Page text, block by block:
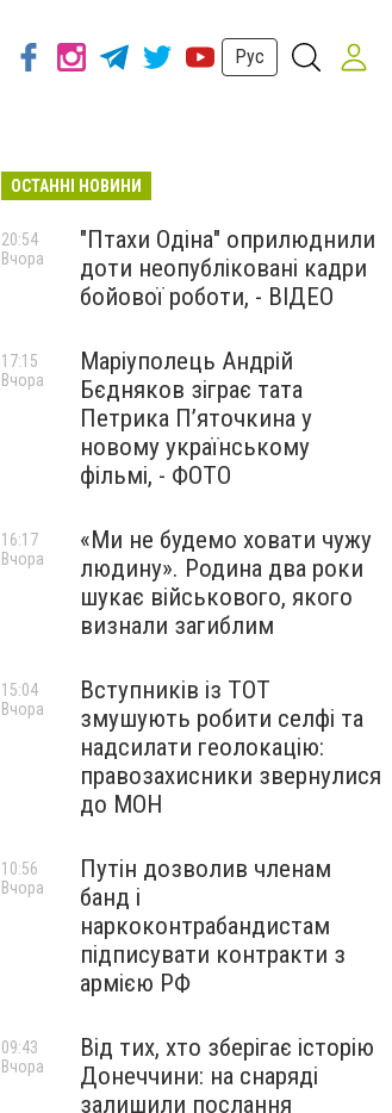
Рус
ОСТАННІ НОВИНИ
"Птахи Одіна" оприлюднили
доти неопубліковані кадри
бойової роботи, - ВІДЕО
20:54
Вчора
Маріуполець Андрій
Бєдняков зіграє тата
Петрика П’яточкина у
новому українському
фільмі, - ФОТО
17:15
Вчора
«Ми не будемо ховати чужу
людину». Родина два роки
шукає військового, якого
визнали загиблим
16:17
Вчора
Вступників із ТОТ
змушують робити селфі та
надсилати геолокацію:
правозахисники звернулися
до МОН
15:04
Вчора
Путін дозволив членам
банд і
наркоконтрабандистам
підписувати контракти з
армією РФ
10:56
Вчора
Від тих, хто зберігає історію
Донеччини: на снаряді
залишили послання
09:43
Вчора